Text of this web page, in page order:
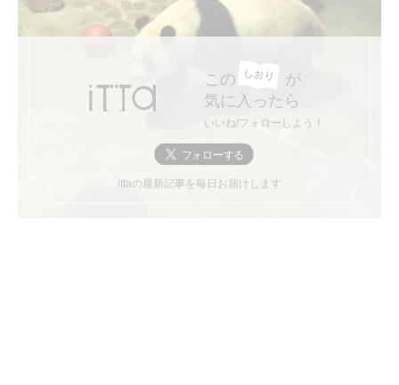
この
が
気に入ったら
いいね/フォローしよう！
ittaの最新記事を毎日お届けします